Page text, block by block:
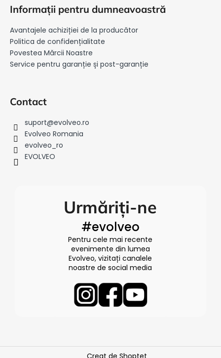
Informații pentru dumneavoastră
Avantajele achiziției de la producător
Politica de confidențialitate
Povestea Mărcii Noastre
Service pentru garanție și post-garanție
Contact
suport@evolveo.ro
Evolveo Romania
evolveo_ro
EVOLVEO
Urmăriți-ne
#evolveo
Pentru cele mai recente
evenimente din lumea
Evolveo, vizitați canalele
noastre de social media
Creat de Shoptet